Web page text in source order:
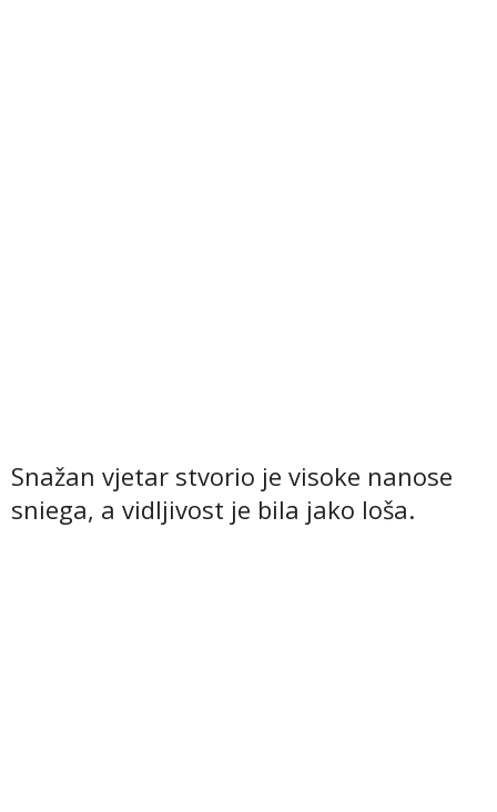
Snažan vjetar stvorio je visoke nanose
sniega, a vidljivost je bila jako loša.